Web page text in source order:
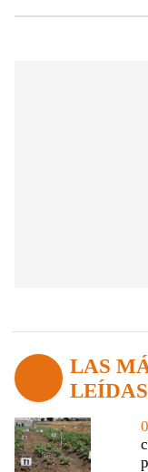
LAS
LEÍDAS